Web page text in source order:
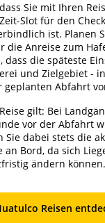
Sie mit Ihren
Slot für den
ist. Planen
die Anreise zum
dass die späteste
und Zielgebiet -
geplanten Abfahrt
gilt: Bei
vor der Abfahrt
Sie dabei stets die
an Bord, da sich
ändern können.
Reisen